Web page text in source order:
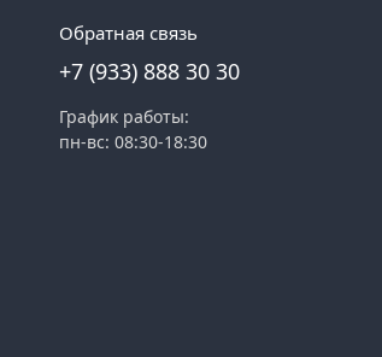
Обратная связь
+7 (933) 888 30 30
График работы:
пн-вс: 08:30-18:30